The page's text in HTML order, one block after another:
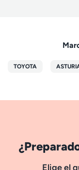
TOYOTA
Elige el